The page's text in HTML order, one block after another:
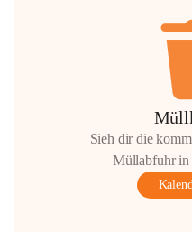
Sieh dir die
Müllabfuhr in